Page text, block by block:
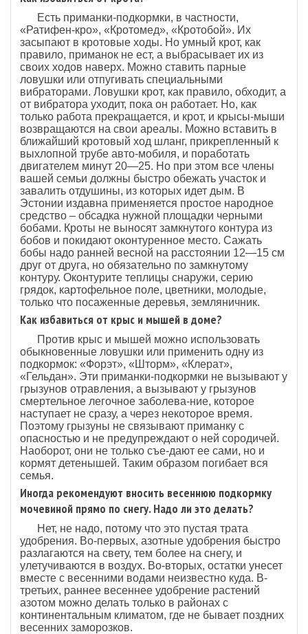
Есть приманки-подкормки, в частности,
«Ратифен-кро», «Кротомед», «Кротобой». Их
засыпают в кротовые ходы. Но умный крот, как
правило, приманок не ест, а выбрасывает их из
своих ходов наверх. Можно ставить парные
ловушки или отпугивать специальными
вибраторами. Ловушки крот, как правило, обходит, а
от вибратора уходит, пока он работает. Но, как
только работа прекращается, и крот, и крысы-мыши
возвращаются на свои ареалы. Можно вставить в
ближайший кротовый ход шланг, прикрепленный к
выхлопной трубе авто-мобиля, и поработать
двигателем минут 20—25. Но при этом все члены
вашей семьи должны быстро обежать участок и
завалить отдушины, из которых идет дым. В
Эстонии издавна применяется простое народное
средство – обсадка нужной площадки черными
бобами. Кроты не выносят замкнутого контура из
бобов и покидают оконтуренное место. Сажать
бобы надо ранней весной на расстоянии 12—15 см
друг от друга, но обязательно по замкнутому
контуру. Оконтурите теплицы снаружи, серию
грядок, картофельное поле, цветники, молодые,
только что посаженные деревья, земляничник.
Как избавиться от крыс и мышей в доме?
Против крыс и мышей можно использовать
обыкновенные ловушки или применить одну из
подкормок: «Форэт», «Шторм», «Клерат»,
«Гельдан». Эти приманки-подкормки не вызывают у
грызунов отравления, а вызывают у грызунов
смертельное легочное заболева-ние, которое
наступает не сразу, а через некоторое время.
Поэтому грызуны не связывают приманку с
опасностью и не предупреждают о ней сородичей.
Наоборот, они не только съе-дают ее сами, но и
кормят детенышей. Таким образом погибает вся
семья.
Иногда рекомендуют вносить весеннюю подкормку
мочевиной прямо по снегу. Надо ли это делать?
Нет, не надо, потому что это пустая трата
удобрения. Во-первых, азотные удобрения быстро
разлагаются на свету, тем более на снегу, и
улетучиваются в воздух. Во-вторых, остатки унесет
вместе с весенними водами неизвестно куда. В-
третьих, раннее весеннее удобрение растений
азотом можно делать только в районах с
континентальным климатом, где не бывает поздних
весенних заморозков.